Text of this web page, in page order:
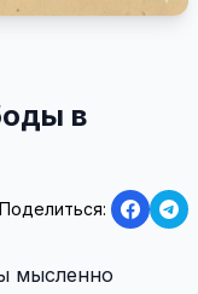
в
Поделиться:
мысленно